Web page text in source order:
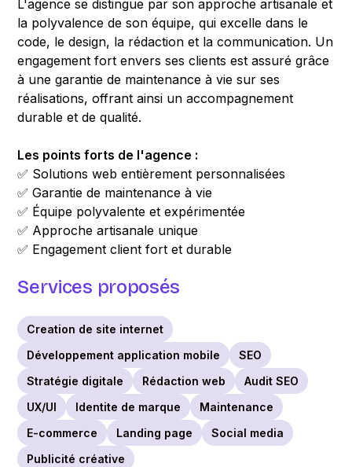
L'agence se distingue par son approche artisanale et
la polyvalence de son équipe, qui excelle dans le
code, le design, la rédaction et la communication. Un
engagement fort envers ses clients est assuré grâce
à une garantie de maintenance à vie sur ses
réalisations, offrant ainsi un accompagnement
durable et de qualité.
Les points forts de l'agence :
✅ Solutions web entièrement personnalisées
✅ Garantie de maintenance à vie
✅ Équipe polyvalente et expérimentée
✅ Approche artisanale unique
✅ Engagement client fort et durable
Services proposés
Creation de site internet
Développement application mobile
SEO
Stratégie digitale
Rédaction web
Audit SEO
UX/UI
Identite de marque
Maintenance
E-commerce
Landing page
Social media
Publicité créative